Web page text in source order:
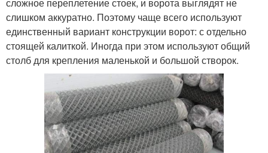
слишком аккуратно. Поэтому чаще всего используют
единственный вариант конструкции ворот: с отдельно
стоящей калиткой. Иногда при этом используют общий
столб для крепления маленькой и большой створок.